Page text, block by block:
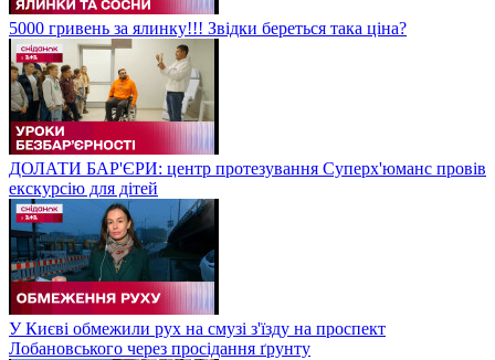
5000 гривень за ялинку!!! Звідки береться така ціна?
ДОЛАТИ БАР'ЄРИ: центр протезування Суперх'юманс провів
екскурсію для дітей
У Києві обмежили рух на смузі з'їзду на проспект
Лобановського через просідання ґрунту